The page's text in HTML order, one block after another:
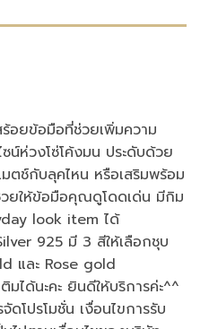
อยข้อมือที่ช่วยเพิ่มความ
ห่วงโซ่โค้งมน ประดับด้วย
ช์กับลุคไหน หรือเสริมพร้อม
ยให้ข้อมือคุณดูโดดเด่น มีกิม
look item ได้
925 มี 3 สีให้เลือกชุบ
และ Rose gold
ได้นะคะ ยินดีให้บริการค่ะ^^
โปรโมชั่น เงื่อนไขการรับ